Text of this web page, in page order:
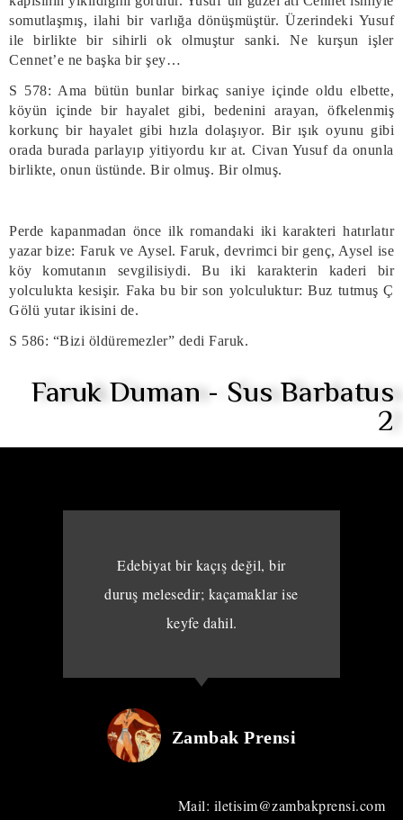
somutlaşmış, ilahi bir varlığa dönüşmüştür. Üzerindeki Yusuf
ile birlikte bir sihirli ok olmuştur sanki. Ne kurşun işler
Cennet’e ne başka bir şey…
S 578: Ama bütün bunlar birkaç saniye içinde oldu elbette,
köyün içinde bir hayalet gibi, bedenini arayan, öfkelenmiş
korkunç bir hayalet gibi hızla dolaşıyor. Bir ışık oyunu gibi
orada burada parlayıp yitiyordu kır at. Civan Yusuf da onunla
birlikte, onun üstünde. Bir olmuş. Bir olmuş.
Perde kapanmadan önce ilk romandaki iki karakteri hatırlatır
yazar bize: Faruk ve Aysel. Faruk, devrimci bir genç, Aysel ise
köy komutanın sevgilisiydi. Bu iki karakterin kaderi bir
yolculukta kesişir. Faka bu bir son yolculuktur: Buz tutmuş Ç
Gölü yutar ikisini de.
S 586: “Bizi öldüremezler” dedi Faruk.
Faruk Duman - Sus Barbatus
2
Edebiyat bir kaçış değil, bir
duruş melesedir; kaçamaklar ise
keyfe dahil.
Zambak Prensi
Mail: iletisim@zambakprensi.com